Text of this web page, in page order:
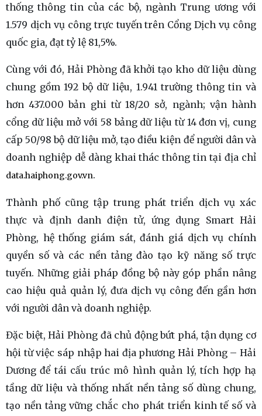
thống thông tin của các bộ, ngành Trung ương với
1.579 dịch vụ công trực tuyến trên Cổng Dịch vụ công
quốc gia, đạt tỷ lệ 81,5%.
Cùng với đó, Hải Phòng đã khởi tạo kho dữ liệu dùng
chung gồm 192 bộ dữ liệu, 1.941 trường thông tin và
hơn 437.000 bản ghi từ 18/20 sở, ngành; vận hành
cổng dữ liệu mở với 58 bảng dữ liệu từ 14 đơn vị, cung
cấp 50/98 bộ dữ liệu mở, tạo điều kiện để người dân và
doanh nghiệp dễ dàng khai thác thông tin tại địa chỉ
data.haiphong.gov.vn.
Thành phố cũng tập trung phát triển dịch vụ xác
thực và định danh điện tử, ứng dụng Smart Hải
Phòng, hệ thống giám sát, đánh giá dịch vụ chính
quyền số và các nền tảng đào tạo kỹ năng số trực
tuyến. Những giải pháp đồng bộ này góp phần nâng
cao hiệu quả quản lý, đưa dịch vụ công đến gần hơn
với người dân và doanh nghiệp.
Đặc biệt, Hải Phòng đã chủ động bứt phá, tận dụng cơ
hội từ việc sáp nhập hai địa phương Hải Phòng – Hải
Dương để tái cấu trúc mô hình quản lý, tích hợp hạ
tầng dữ liệu và thống nhất nền tảng số dùng chung,
tạo nền tảng vững chắc cho phát triển kinh tế số và